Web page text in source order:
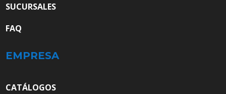
SUCURSALES
FAQ
EMPRESA
CATÁLOGOS